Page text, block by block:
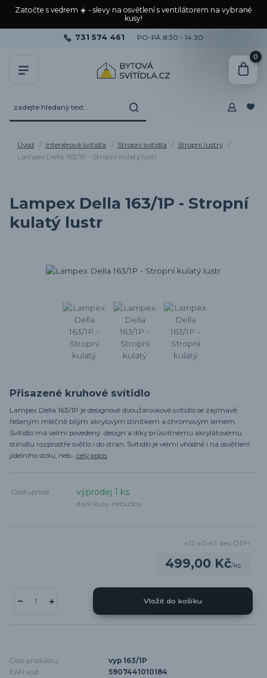
Zatočte s vedrem ☀️ - slevy na osvětlení s ventilátorem na vybrané
kusy!
731 574 461 PO-PÁ 8:30 - 14:30
0
Úvod Interiérová svítidla Stropní svítidla
Stropní lustry
Lampex Della 163/1P - Stropní kulatý lustr
Lampex Della 163/1P - Stropní
kulatý lustr
Přisazené kruhové svítidlo
Lampex Della 163/1P je designové dvoužárovkové svítidlo se zajímavě
řešeným mléčně bílým akrylovým stínítkem a chromovým lemem.
Svítidlo má velmi povedený design a díky průsvitnému akrylátovému
stínidlu rozprostře světlo i do stran. Svítidlo je velmi vhodné i na osvětlení
jídelního stolu, neb... celý popis
Dostupnost výprodej 1 ks
další kusy nebudou
499,00 Kč/ks
412,40 Kč bez DPH
Vložit do košíku
Číslo produktu:
vyp 163/1P
EAN kód:
5907441010184